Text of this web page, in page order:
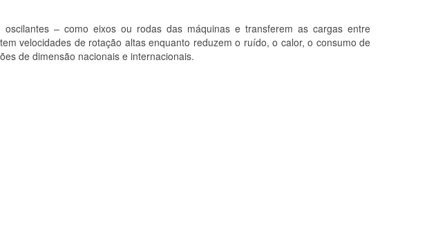
oscilantes – como eixos ou rodas das máquinas e transferem as cargas entre
velocidades de rotação altas enquanto reduzem o ruído, o calor, o consumo de
de dimensão nacionais e internacionais.